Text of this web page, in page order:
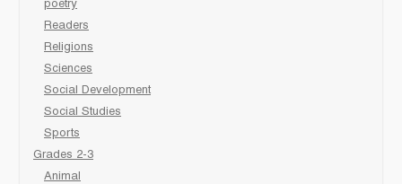
poetry
Readers
Religions
Sciences
Social Development
Social Studies
Sports
Grades 2-3
Animal